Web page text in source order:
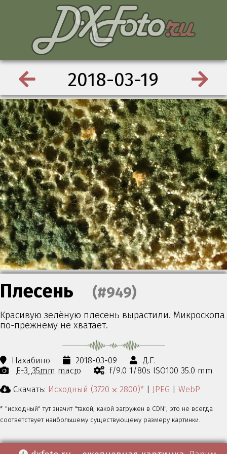
2018-03-19
Плесень (#949)
Красивую зелёную плесень вырастили. Микроскопа
по-прежнему не хватает.
Нахабино 2018-03-09
Д.Г.
E-3 35mm macro
f/9.0 1/80s ISO100 35.0 mm
Скачать: Исходный (3720 ⨉ 2800)* JPEG WebP
* "исходный" тут значит "такой, какой загружен в CDN", это не всегда
соответствует наибольшему существующему размеру картинки.